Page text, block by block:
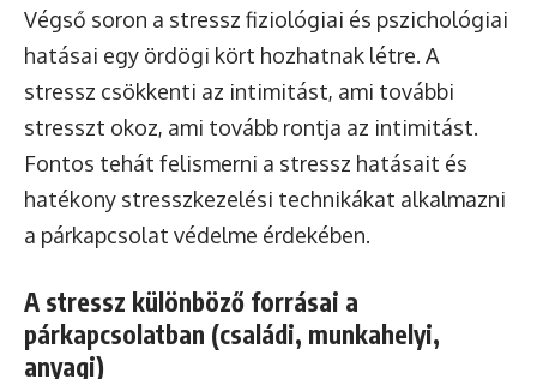
Végső soron a stressz fiziológiai és pszichológiai
hatásai egy ördögi kört hozhatnak létre. A
stressz csökkenti az intimitást, ami további
stresszt okoz, ami tovább rontja az intimitást.
Fontos tehát felismerni a stressz hatásait és
hatékony stresszkezelési technikákat alkalmazni
a párkapcsolat védelme érdekében.
A stressz különböző forrásai a
párkapcsolatban (családi, munkahelyi,
anyagi)